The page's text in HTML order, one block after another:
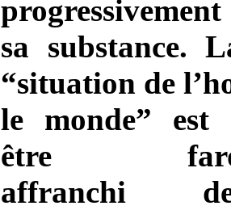
sa substance.
“situation de
le monde” est
être
affranchi